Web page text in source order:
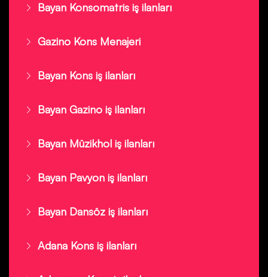
Bayan Konsomatris iş ilanları
Gazino Kons Menajeri
Bayan Kons iş ilanları
Bayan Gazino iş ilanları
Bayan Müzikhol iş ilanları
Bayan Pavyon iş ilanları
Bayan Dansöz iş ilanları
Adana Kons iş ilanları